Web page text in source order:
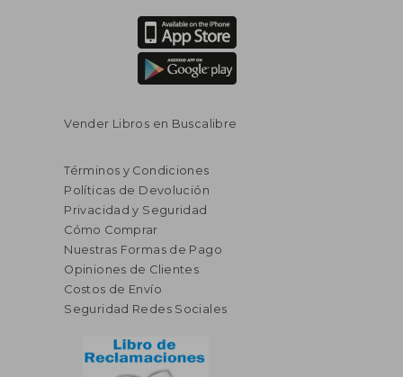
Vender Libros en Buscalibre
Términos y Condiciones
Políticas de Devolución
Privacidad y Seguridad
Cómo Comprar
Nuestras Formas de Pago
Opiniones de Clientes
Costos de Envío
Seguridad Redes Sociales